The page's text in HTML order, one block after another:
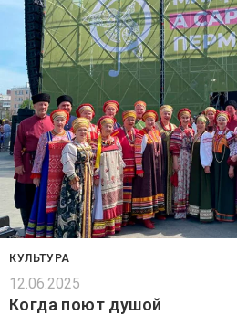
КУЛЬТУРА
12.06.2025
Когда поют душой